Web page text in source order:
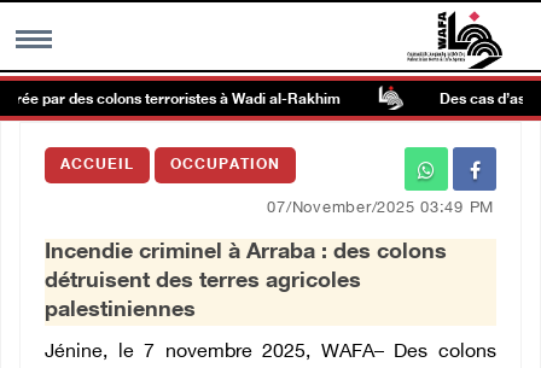
MENU
Galerie d’images
Centre palestinien
par des colons terroristes à Wadi al-Rakhim Des cas
ACCUEIL OCCUPATION
07/November/2025 03:49 PM
Incendie criminel à Arraba : des colons
détruisent des terres agricoles
palestiniennes
Jénine, le 7 novembre 2025, WAFA– Des colons